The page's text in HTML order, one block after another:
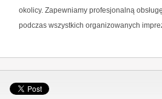
okolicy. Zapewniamy profesjonalną
podczas wszystkich organizowanych